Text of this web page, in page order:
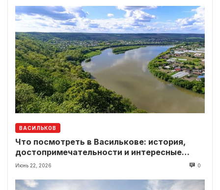
ВАСИЛЬКОВ
Что посмотреть в Василькове: история,
достопримечательности и интересные
локации рядом
Июнь 22, 2026 0